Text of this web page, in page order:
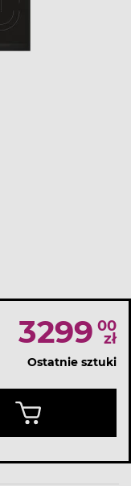
3299 00
zł
Ostatnie sztuki